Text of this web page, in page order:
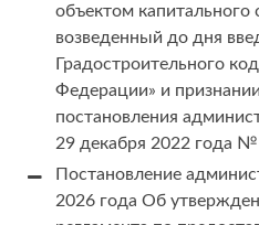
объектом капитального
возведенный до дня
Градостроительного
Федерации» и
постановления
29 декабря 2022 года №
Постановление
2026 года Об